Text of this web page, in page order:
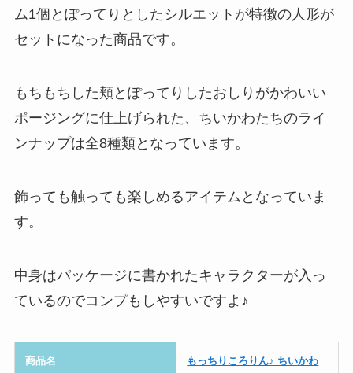
ム1個とぽってりとしたシルエットが特徴の人形が
セットになった商品です。
もちもちした頬とぽってりしたおしりがかわいい
ポージングに仕上げられた、ちいかわたちのライ
ンナップは全8種類となっています。
飾っても触っても楽しめるアイテムとなっていま
す。
中身はパッケージに書かれたキャラクターが入っ
ているのでコンプもしやすいですよ♪
商品名 もっちりころりん♪ ちいかわ